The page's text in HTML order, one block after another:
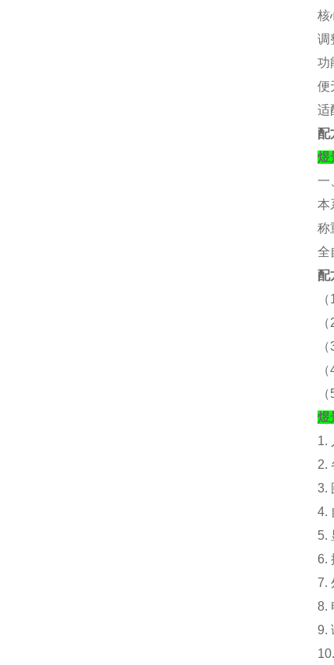
核
调
功
便
适
配
煜
一
本
称
全
配
（
（
（
（
（
煜
1.
2.
3.
4.
5.
6.
7.
8.
9.
10.